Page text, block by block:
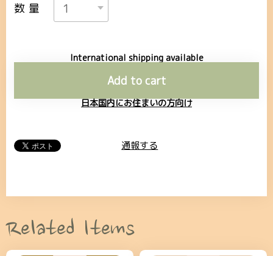
数量
International shipping available
Add to cart
日本国内にお住まいの方向け
通報する
Related Items